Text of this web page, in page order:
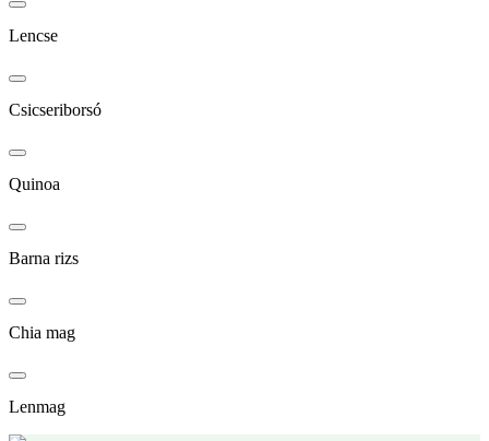
Lencse
Csicseriborsó
Quinoa
Barna rizs
Chia mag
Lenmag